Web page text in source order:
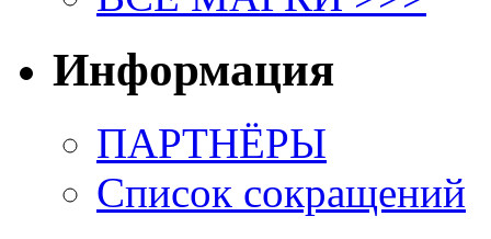
Информация
ПАРТНЁРЫ
Список сокращений